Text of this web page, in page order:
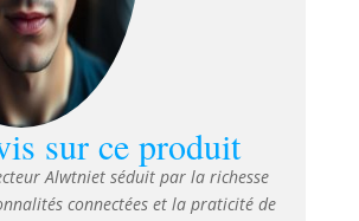
: une mise au point
via la télécommande
recommandée pour ce
portable. 【Android
Apps Intégrées】Ce mini
4k, équipé du
Quad-Core
H726, 2 Go de RAM et
sur ce produit
Alwtniet séduit par la richesse
connectées et la praticité de